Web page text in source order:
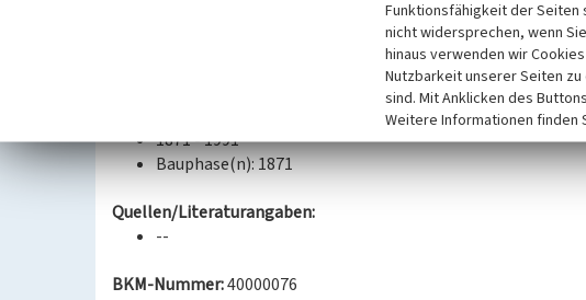
doppelter Kreuzweichen, Ablaufberg im südlichen Bereich;
Güterschuppen, kleiner Abstellschuppen, Geräteschuppen,
1871 - 1991
Bauphase(n): 1871
Quellen/Literaturangaben:
--
BKM-Nummer:40000076
Funktionsfähigkeit der Seiten
nicht widersprechen, wenn
hinaus verwenden wir
Nutzbarkeit unserer Seiten
sind. Mit Anklicken des
Weitere Informationen finden